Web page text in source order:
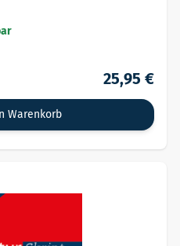
25,95 €
Warenkorb